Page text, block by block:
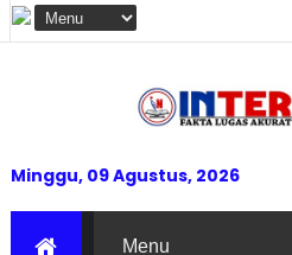
Minggu, 09 Agustus, 2026